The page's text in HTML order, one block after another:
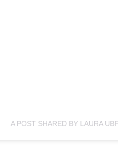
A POST SHARED BY LAURA